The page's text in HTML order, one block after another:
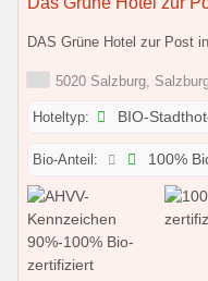
DAS Grüne Hotel zur Post
5020 Salzburg,
Hoteltyp: BIO-
Bio-Anteil: 100%